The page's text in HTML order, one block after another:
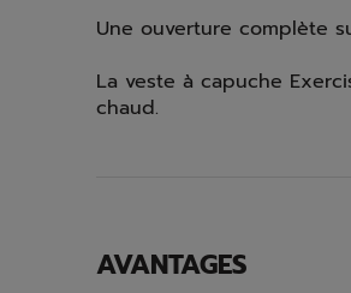
Une ouverture complète
La veste à capuche
chaud.
AVANTAGES